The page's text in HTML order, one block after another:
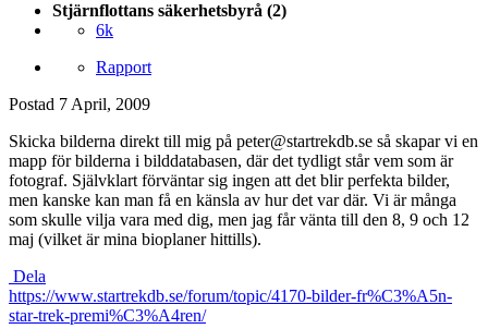
Stjärnflottans säkerhetsbyrå (2)
6k
Rapport
Postad 7 April, 2009
Skicka bilderna direkt till mig på peter@startrekdb.se så skapar vi en
mapp för bilderna i bilddatabasen, där det tydligt står vem som är
fotograf. Självklart förväntar sig ingen att det blir perfekta bilder,
men kanske kan man få en känsla av hur det var där. Vi är många
som skulle vilja vara med dig, men jag får vänta till den 8, 9 och 12
maj (vilket är mina bioplaner hittills).
Dela
https://www.startrekdb.se/forum/topic/4170-bilder-fr%C3%A5n-
star-trek-premi%C3%A4ren/